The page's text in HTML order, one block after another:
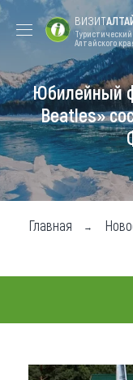
Форум VISIT
ALTAI
Туры
Где побывать
Чем заняться
Карта
ВИЗИТ
Алтайского
Юбилейный
Beatles»
Главная